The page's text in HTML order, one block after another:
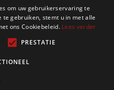
Beveiliging in Lauw
Beveiliging in Leopoldsburg
om uw gebruikerservaring te
gebruiken, stemt u in met alle
ons Cookiebeleid. Lees verder
PRESTATIE